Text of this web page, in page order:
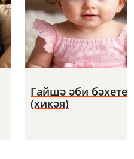
Гайшә әби бәхете
(хикәя)